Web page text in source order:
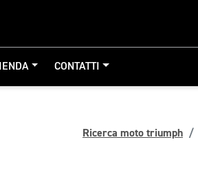
CONTATTI
Ricerca moto triumph